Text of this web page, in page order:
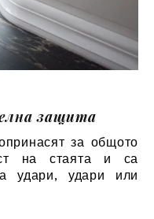
защита
за общото
на стаята и са
удари, удари или